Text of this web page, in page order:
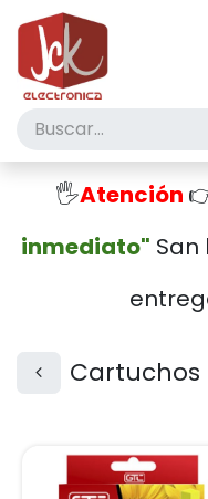
🖐️Atención
inmediato" San
Cartuchos